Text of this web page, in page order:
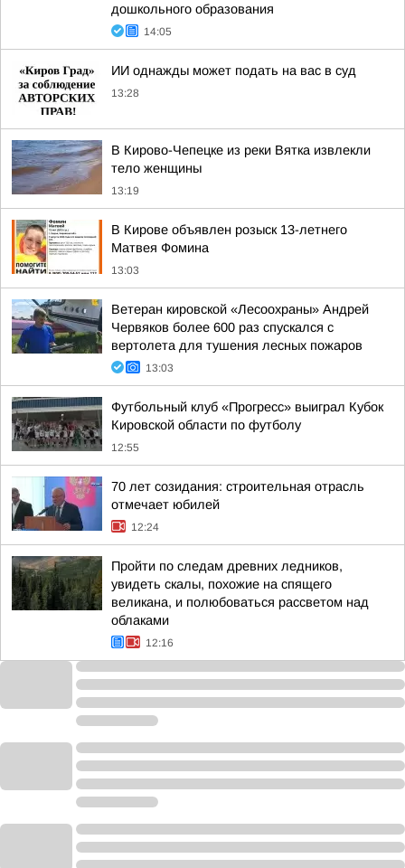
дошкольного образования
14:05
ИИ однажды может подать на вас в суд
13:28
В Кирово-Чепецке из реки Вятка извлекли
тело женщины
13:19
В Кирове объявлен розыск 13-летнего
Матвея Фомина
13:03
Ветеран кировской «Лесоохраны» Андрей
Червяков более 600 раз спускался с
вертолета для тушения лесных пожаров
13:03
Футбольный клуб «Прогресс» выиграл Кубок
Кировской области по футболу
12:55
70 лет созидания: строительная отрасль
отмечает юбилей
12:24
Пройти по следам древних ледников,
увидеть скалы, похожие на спящего
великана, и полюбоваться рассветом над
облаками
12:16